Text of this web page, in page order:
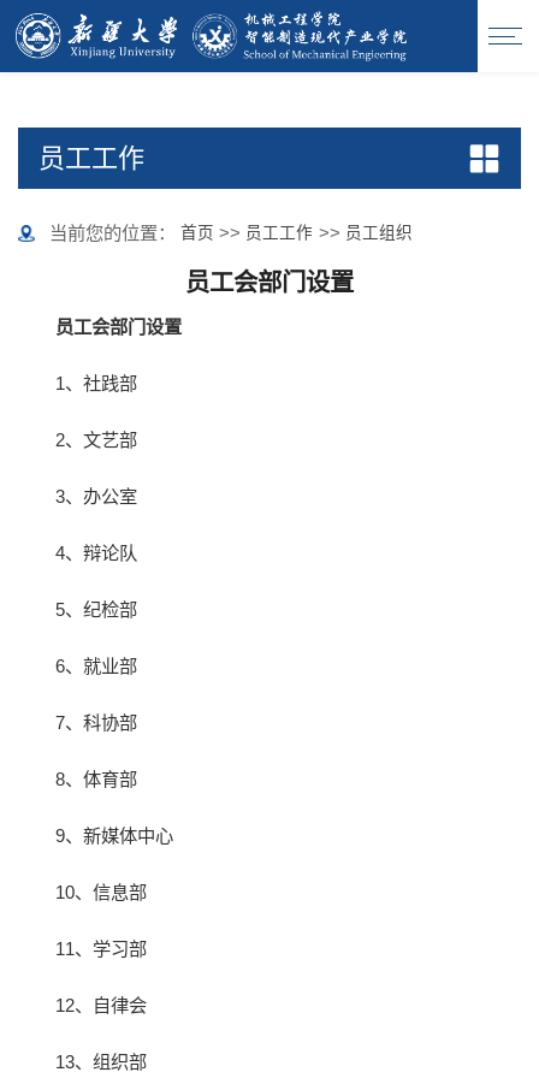
365英国上市(集团)有限公司-Official website
员工工作
当前您的位置： 首页 >> 员工工作 >> 员工组织
员工会部门设置
员工会部门设置
1、社践部
2、文艺部
3、办公室
4、辩论队
5、纪检部
6、就业部
7、科协部
8、体育部
9、新媒体中心
10、信息部
11、学习部
12、自律会
13、组织部